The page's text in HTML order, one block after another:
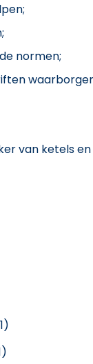
normen;
van ketels